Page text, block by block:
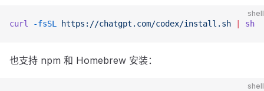
shell
curl -fsSL https://chatgpt.com/codex/install.sh sh
也支持 npm 和 Homebrew 安装：
shell